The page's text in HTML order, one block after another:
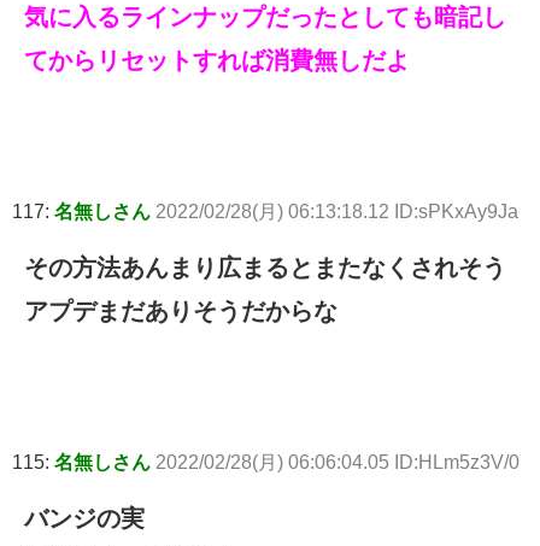
気に入るラインナップだったとしても暗記し
てからリセットすれば消費無しだよ
117: 名無しさん 2022/02/28(月) 06:13:18.12 ID:sPKxAy9Ja
その方法あんまり広まるとまたなくされそう
アプデまだありそうだからな
115: 名無しさん 2022/02/28(月) 06:06:04.05 ID:HLm5z3V/0
バンジの実